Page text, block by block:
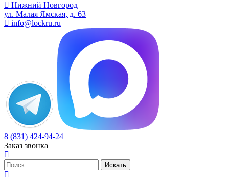
Нижний Новгород
ул. Малая Ямская, д. 63
info@lockru.ru
8 (831) 424-94-24
Заказ звонка